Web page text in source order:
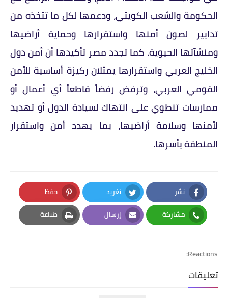
الحكومة والشعب الكويتي، ودعمها لكل ما تتخذه من
تدابير لصون أمنها واستقرارها وحماية أراضيها
ومنشآتها الحيوية. كما تجدد مصر تأكيدها أن أمن دول
الخليج العربي واستقرارها يمثلان ركيزة أساسية للأمن
القومي العربي، وترفض رفضاً قاطعاً أي أعمال أو
ممارسات تنطوي على انتهاك لسيادة الدول أو تهديد
لأمنها وسلامة أراضيها، بما يهدد أمن واستقرار
المنطقة بأسرها.
نشر
Facebook
تغريد
Twitter
حفظ
Pinterest
مشاركة
Whatsapp
إرسال
Email
طباعة
Print
Reactions:
تعليقات